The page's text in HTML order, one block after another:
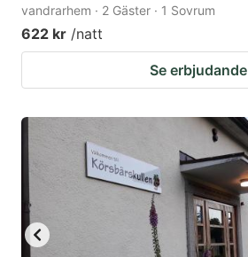
vandrarhem · 2 Gäster · 1 Sovrum
622 kr /natt
Se erbjudande